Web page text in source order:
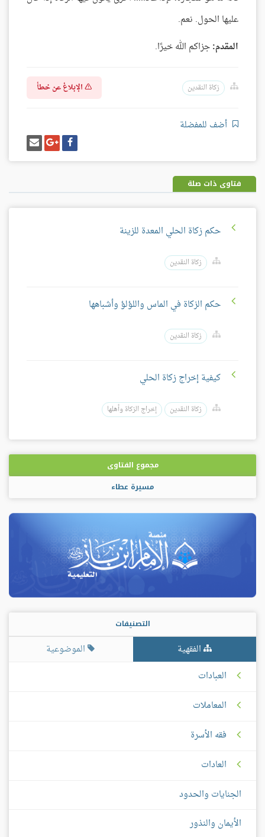
عليها الحول. نعم.
المقدم:جزاكم الله خيرًا.
زكاة النقدين الإبلاغ عن خطأ
أضف للمفضلة
شارك
على
فيسبوك
شارك
على
غوغل
بلس
إرسل
إيميل
فتاوى ذات صلة
حكم زكاة الحلي المعدة للزينة
زكاة النقدين
حكم الزكاة في الماس واللؤلؤ وأشباهها
زكاة النقدين
كيفية إخراج زكاة الحلي
زكاة النقدين إخراج الزكاة وأهلها
مجموع الفتاوى
مسيرة عطاء
التصنيفات
الفقهية
الموضوعية
العبادات
المعاملات
فقه الأسرة
العادات
الجنايات والحدود
الأيمان والنذور